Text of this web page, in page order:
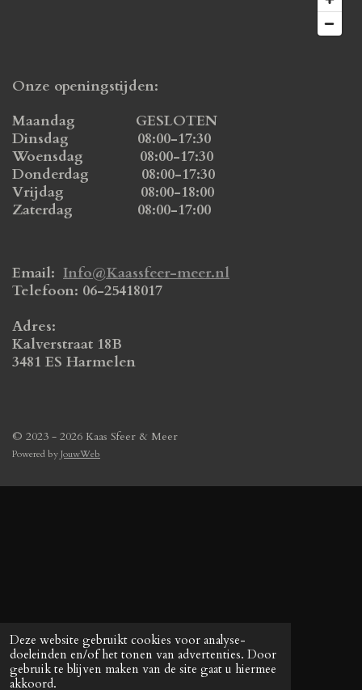
Deze website gebruikt cookies voor analyse-
doeleinden en/of het tonen van advertenties. Door
gebruik te blijven maken van de site gaat u hiermee
akkoord.
Onze openingstijden:
Maandag GESLOTEN
Dinsdag 08:00-17:30
Woensdag 08:00-17:30
Donderdag 08:00-17:30
Vrijdag 08:00-18:00
Zaterdag 08:00-17:00
Email: Info@Kaassfeer-meer.nl
Telefoon: 06-25418017
Adres:
Kalverstraat 18B
3481 ES Harmelen
© 2023 - 2026 Kaas Sfeer & Meer
Powered byJouwWeb